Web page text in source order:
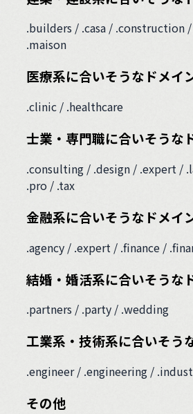
.builders / .casa / .construction
.maison
医療系に合いそうなドメイ
.clinic / .healthcare
士業・専門職に合いそうな
.consulting / .design / .expert /
.pro / .tax
金融系に合いそうなドメイ
.agency / .expert / .finance /
結婚・婚活系に合いそうな
.partners / .party / .wedding
工業系・技術系に合いそう
.engineer / .engineering /
その他